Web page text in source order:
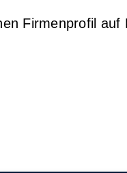
Firmenprofil auf